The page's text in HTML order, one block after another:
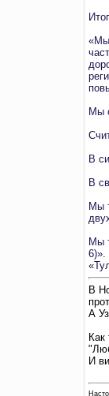
Мы
В
В
Мы
Мы
6)».
В
А
И